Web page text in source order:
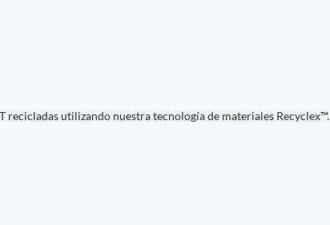
utilizando nuestra tecnología de materiales Recyclex™.